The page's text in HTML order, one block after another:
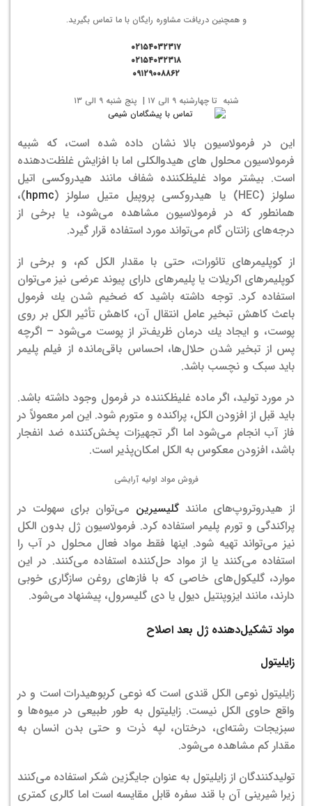
و همچنین دریافت مشاوره رایگان با ما تماس بگیرید.
۰۲۱۵۴۰۳۲۳۱۷
۰۲۱۵۴۰۳۲۳۱۸
۰۹۱۲۹۰۰۸۸۶۲
شنبه تا چهارشنبه ۹ الی ۱۷ | پنج شنبه ۹ الی ۱۳
این در فرمولاسیون بالا نشان داده شده است، که شبیه
فرمولاسیون محلول های هیدوالکلی اما با افزایش غلظت‌دهنده
است. بیشتر مواد غلیظکننده شفاف مانند هیدروکسی اتیل
سلولز (HEC) یا هیدروکسی پروپیل متیل سلولز (
hpmc)،
همانطور که در فرمولاسیون مشاهده می‌شود، یا برخی از
درجه‌های زانتان گام می‌تواند مورد استفاده قرار گیرد.
از کوپلیمرهای تائورات، حتی با مقدار الکل کم، و برخی از
کوپلیمرهای اکریلات یا پلیمرهای دارای پیوند عرضی نیز می‌توان
استفاده کرد. توجه داشته باشید كه ضخیم شدن یك فرمول
باعث كاهش تبخیر عامل انتقال آن، كاهش تأثیر الكل بر روی
پوست، و ایجاد یك درمان ظریف‌تر از پوست می‌شود – اگرچه
پس از تبخیر شدن حلال‌ها، احساس باقی‌مانده از فیلم پلیمر
باید سبک و نچسب باشد.
در مورد تولید، اگر ماده غلیظکننده در فرمول وجود داشته باشد.
باید قبل از افزودن الکل، پراکنده و متورم شود. این امر معمولاً در
فاز آب انجام می‌شود اما اگر تجهیزات پخش‌کننده ضد انفجار
باشد، افزودن معکوس به الکل امکان‌پذیر است.
فروش مواد اولیه آرایشی
از هیدروتروپ‌های مانندگلیسیرین می‌توان برای سهولت در
پراکندگی و تورم پلیمر استفاده کرد. فرمولاسیون ژل بدون الکل
نیز می‌تواند تهیه شود. اینها فقط مواد فعال محلول در آب را
استفاده می‌کنند یا از مواد حل‌کننده استفاده می‌کنند. در این
موارد، گلیکول‌های خاصی که با فازهای روغن سازگاری خوبی
دارند، مانند ایزوپنتیل دیول یا دی گلیسرول، پیشنهاد می‌شود.
مواد تشکیل‌دهنده ژل بعد اصلاح
زایلیتول
زایلیتول نوعی الکل قندی است که نوعی کربوهیدرات است و در
واقع حاوی الکل نیست. زایلیتول به طور طبیعی در میوه‌ها و
سبزیجات رشته‌ای، درختان، لپه ذرت و حتی بدن انسان به
مقدار کم مشاهده می‌شود.
تولیدکنندگان از زایلیتول به عنوان جایگزین شکر استفاده می‌کنند
زیرا شیرینی آن با قند سفره قابل مقایسه است اما کالری کمتری